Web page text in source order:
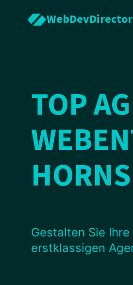
TOP
Gestalten Sie
erstklassigen